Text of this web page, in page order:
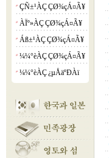
¡á ÇÑ±¹ÀÇ ÇØ¾çÁ¤Ã¥
¡á ÀÏº»ÀÇ ÇØ¾çÁ¤Ã¥
¡á Áß±¹ÀÇ ÇØ¾çÁ¤Ã¥
¡á ¼¼°èÀÇ ÇØ¾çÁ¤Ã¥
¡á ¼¼°èÀÇ ¿µÅäºÐÀï